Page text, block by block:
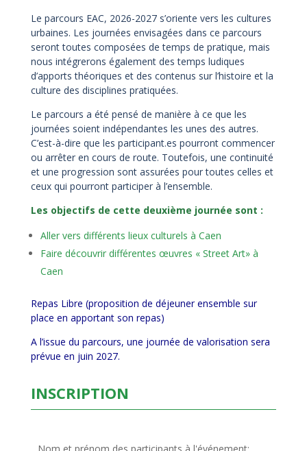
Le parcours EAC, 2026-2027 s’oriente vers les cultures
urbaines. Les journées envisagées dans ce parcours
seront toutes composées de temps de pratique, mais
nous intégrerons également des temps ludiques
d’apports théoriques et des contenus sur l’histoire et la
culture des disciplines pratiquées.
Le parcours a été pensé de manière à ce que les
journées soient indépendantes les unes des autres.
C’est-à-dire que les participant.es pourront commencer
ou arrêter en cours de route. Toutefois, une continuité
et une progression sont assurées pour toutes celles et
ceux qui pourront participer à l’ensemble.
Les objectifs de cette deuxième journée sont :
Aller vers différents lieux culturels à Caen
Faire découvrir différentes œuvres « Street Art» à
Caen
Repas Libre (proposition de déjeuner ensemble sur
place en apportant son repas)
A l’issue du parcours, une journée de valorisation sera
prévue en juin 2027.
INSCRIPTION